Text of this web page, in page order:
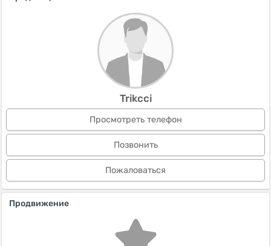
Trikcci
Просмотреть телефон
Позвонить
Пожаловаться
Продвижение